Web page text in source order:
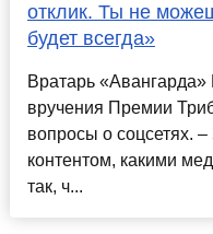
отклик. Ты не
будет всегда»
Вратарь
вручения Премии
вопросы о соцсетях.
контентом, какими
так, ч...